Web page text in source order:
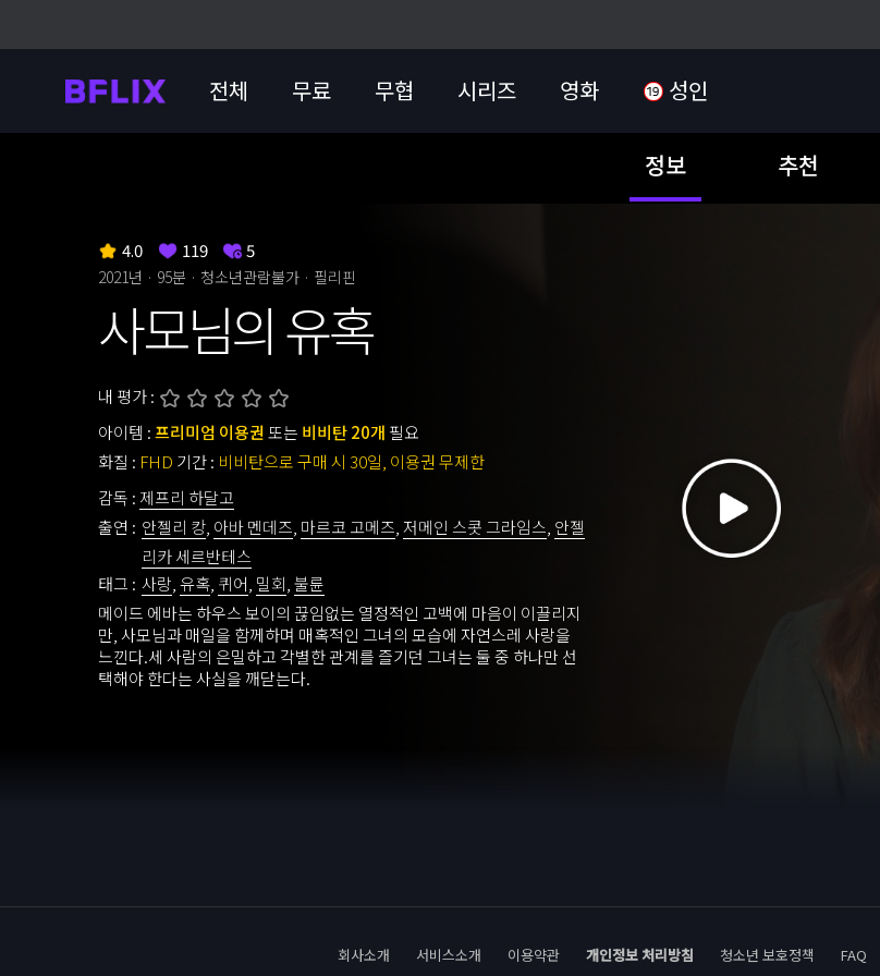
전체 무료 무협 시리즈 영화 성인
정보 추천
4.0 119 5
2021년 · 95분 · 청소년관람불가 · 필리핀
사모님의 유혹
내 평가 :
아이템 :프리미엄 이용권또는 비비탄 20개 필요
화질 : FHD 기간 : 비비탄으로 구매 시 30일, 이용권 무제한
감독 : 제프리 하달고
출연 : 안젤리 캉 아바 멘데즈 마르코 고메즈 저메인 스콧 그라임스 안젤
리카 세르반테스
태그 : 사랑 유혹 퀴어 밀회 불륜
메이드 에바는 하우스 보이의 끊임없는 열정적인 고백에 마음이 이끌리지
만, 사모님과 매일을 함께하며 매혹적인 그녀의 모습에 자연스레 사랑을
느낀다.세 사람의 은밀하고 각별한 관계를 즐기던 그녀는 둘 중 하나만 선
택해야 한다는 사실을 깨닫는다.
회사소개 서비스소개 이용약관 개인정보 처리방침 청소년 보호정책 FAQ